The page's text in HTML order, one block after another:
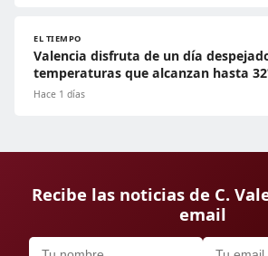
EL TIEMPO
Valencia disfruta de un día
temperaturas que alcanzan hasta
Hace 1 días
Recibe las noticias de C.
email